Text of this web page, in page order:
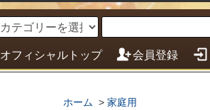
オフィシャルトップ 会員登録
ホーム > 家庭用